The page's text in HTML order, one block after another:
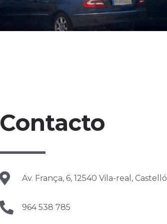
Contacto
Av. França, 6, 12540 Vila-real, Castelló
964 538 785